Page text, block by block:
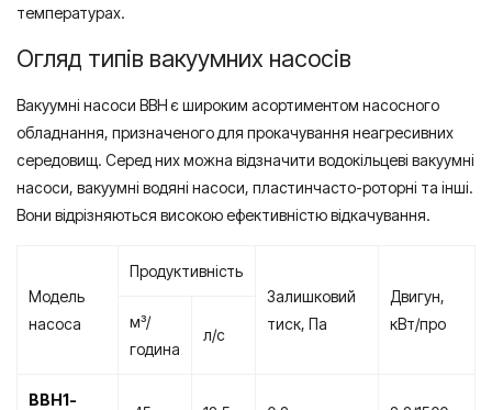
температурах.
Огляд типів вакуумних насосів
Вакуумні насоси ВВН є широким асортиментом насосного
обладнання, призначеного для прокачування неагресивних
середовищ. Серед них можна відзначити водокільцеві вакуумні
насоси, вакуумні водяні насоси, пластинчасто-роторні та інші.
Вони відрізняються високою ефективністю відкачування.
Модель
насоса
Продуктивність
Залишковий
тиск, Па
Двигун,
кВт/про
м³/
година
л/с
ВВН1-